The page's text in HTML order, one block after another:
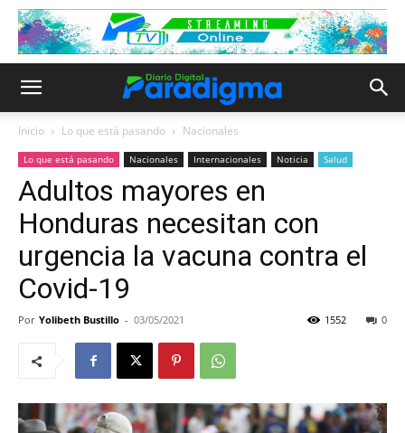
Inicio Lo que está pasando Nacionales
Lo que está pasando Nacionales Internacionales Noticia Salud
Adultos mayores en
Honduras necesitan con
urgencia la vacuna contra el
Covid-19
Por Yolibeth Bustillo - 03/05/2021 0
1552